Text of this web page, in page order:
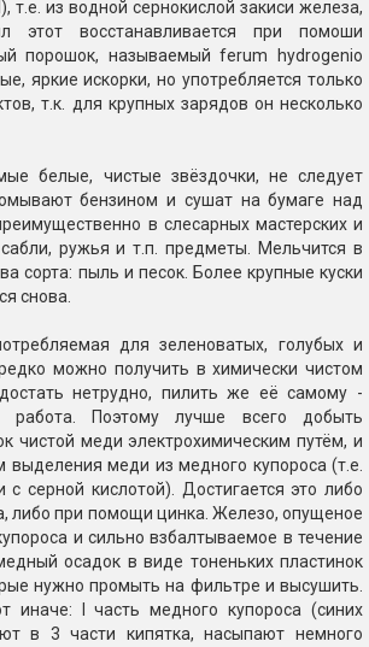
т.е. из водной сернокислой закиси железа,
этот восстанавливается при помоши
порошок, называемый ferum hydrogenio
яркие искорки, но употребляется только
т.к. для крупных зарядов он несколько
белые, чистые звёздочки, не следует
бензином и сушат на бумаге над
в слесарных мастерских и
ружья и т.п. предметы. Мельчится в
сорта: пыль и песок. Более крупные куски
снова.
для зеленоватых, голубых и
можно получить в химически чистом
нетрудно, пилить же её самому -
работа. Поэтому лучше всего добыть
чистой меди электрохимическим путём, и
выделения меди из медного купороса (т.е.
серной кислотой). Достигается это либо
либо при помощи цинка. Железо, опущеное
и сильно взбалтываемое в течение
осадок в виде тоненьких пластинок
нужно промыть на фильтре и высушить.
иначе: I часть медного купороса (синих
в 3 части кипятка, насыпают немного